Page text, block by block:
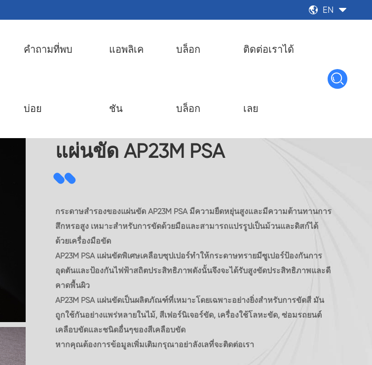
 EN 
คำถามที่พบ
บ่อย
แอพลิเค
ชัน
บล็อก
บล็อก
ติดต่อเราได้
เลย

แผ่นขัด AP23M PSA
กระดาษสำรองของแผ่นขัด AP23M PSA มีความยืดหยุ่นสูงและมีความต้านทานการ
สึกหรอสูง เหมาะสำหรับการขัดด้วยมือและสามารถแปรรูปเป็นม้วนและดิสก์ได้
ด้วยเครื่องมือขัด
AP23M PSA แผ่นขัดพิเศษเคลือบซุปเปอร์ทำให้กระดาษทรายมีซูเปอร์ป้องกันการ
อุดตันและป้องกันไฟฟ้าสถิตประสิทธิภาพดังนั้นจึงจะได้รับสูงขัดประสิทธิภาพและดี
คาดพื้นผิว
AP23M PSA แผ่นขัดเป็นผลิตภัณฑ์ที่เหมาะโดยเฉพาะอย่างยิ่งสำหรับการขัดสี มัน
ถูกใช้กันอย่างแพร่หลายในไม้, สีเฟอร์นิเจอร์ขัด, เครื่องใช้โลหะขัด, ซ่อมรถยนต์
เคลือบขัดและชนิดอื่นๆของสีเคลือบขัด
หากคุณต้องการข้อมูลเพิ่มเติมกรุณาอย่าลังเลที่จะติดต่อเรา